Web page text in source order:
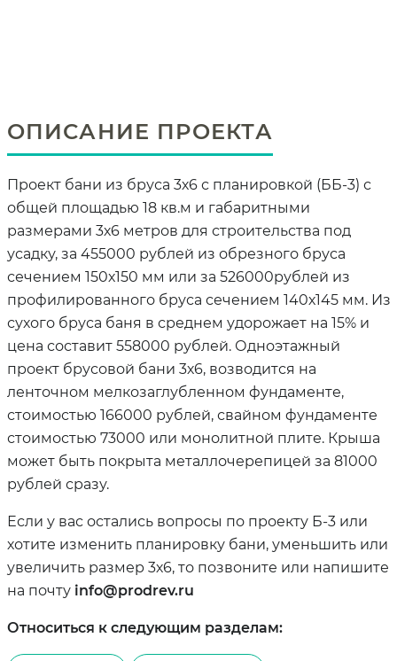
ОПИСАНИЕ ПРОЕКТА
Проект бани из бруса 3х6 с планировкой (ББ-3) с
общей площадью 18 кв.м и габаритными
размерами 3х6 метров для строительства под
усадку, за 455000 рублей из обрезного бруса
сечением 150х150 мм или за 526000рублей из
профилированного бруса сечением 140х145 мм. Из
сухого бруса баня в среднем удорожает на 15% и
цена составит 558000 рублей. Одноэтажный
проект брусовой бани 3х6, возводится на
ленточном мелкозаглубленном фундаменте,
стоимостью 166000 рублей, свайном фундаменте
стоимостью 73000 или монолитной плите. Крыша
может быть покрыта металлочерепицей за 81000
рублей сразу.
Если у вас остались вопросы по проекту Б-3 или
хотите изменить планировку бани, уменьшить или
увеличить размер 3х6, то позвоните или напишите
на почту info@prodrev.ru
Относиться к следующим разделам: